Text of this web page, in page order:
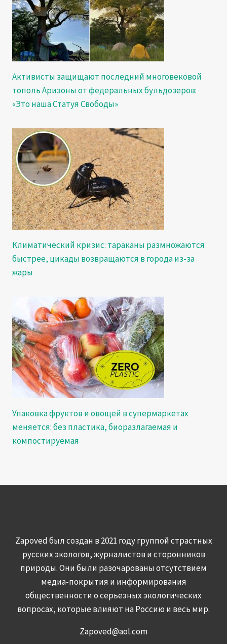
Активисты защищают последний многовековой
тополь Аризоны от федеральных бульдозеров:
«Это наша Статуя Свободы»
Климатический кризис: тараканы размножаются
быстрее, цикады возвращаются в города из-за
жары
Упаковка фруктов и овощей в супермаркетах
меняется: без пластика, биоразлагаемая и
компостируемая
Zapoved был создан в 2021 году группой страстных
русских экологов, журналистов и сторонников
природы. Они были разочарованы отсутствием
медиа-покрытия и информирования
общественности о серьезных экологических
вопросах, которые влияют на Россию и весь мир.
Zapoved@aol.com